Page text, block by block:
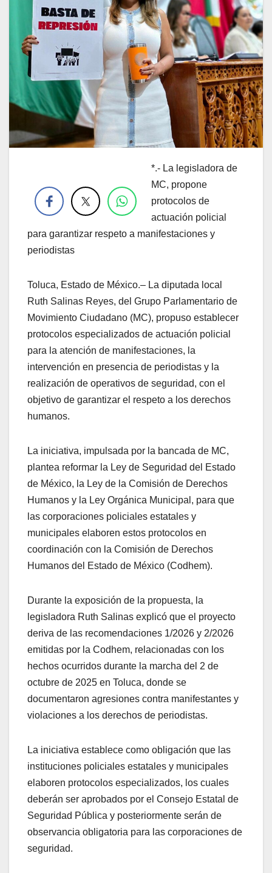
*.- La legisladora de
MC, propone
protocolos de
actuación policial
para garantizar respeto a manifestaciones y
periodistas
Toluca, Estado de México.– La diputada local
Ruth Salinas Reyes, del Grupo Parlamentario de
Movimiento Ciudadano (MC), propuso establecer
protocolos especializados de actuación policial
para la atención de manifestaciones, la
intervención en presencia de periodistas y la
realización de operativos de seguridad, con el
objetivo de garantizar el respeto a los derechos
humanos.
La iniciativa, impulsada por la bancada de MC,
plantea reformar la Ley de Seguridad del Estado
de México, la Ley de la Comisión de Derechos
Humanos y la Ley Orgánica Municipal, para que
las corporaciones policiales estatales y
municipales elaboren estos protocolos en
coordinación con la Comisión de Derechos
Humanos del Estado de México (Codhem).
Durante la exposición de la propuesta, la
legisladora Ruth Salinas explicó que el proyecto
deriva de las recomendaciones 1/2026 y 2/2026
emitidas por la Codhem, relacionadas con los
hechos ocurridos durante la marcha del 2 de
octubre de 2025 en Toluca, donde se
documentaron agresiones contra manifestantes y
violaciones a los derechos de periodistas.
La iniciativa establece como obligación que las
instituciones policiales estatales y municipales
elaboren protocolos especializados, los cuales
deberán ser aprobados por el Consejo Estatal de
Seguridad Pública y posteriormente serán de
observancia obligatoria para las corporaciones de
seguridad.